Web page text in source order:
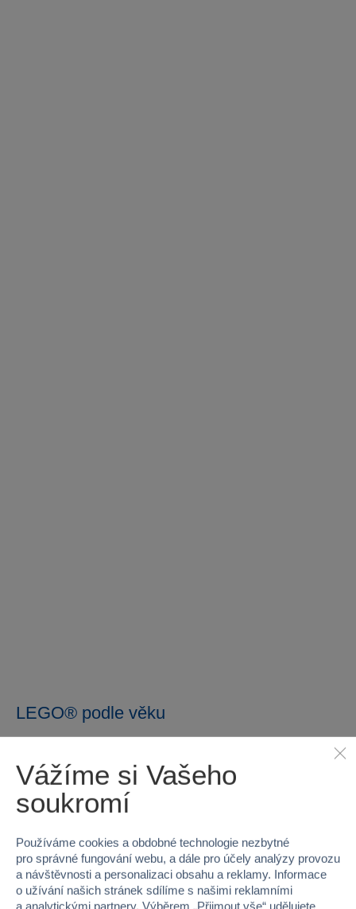
LEGO® podle věku
Vážíme si Vašeho
soukromí
Používáme cookies a obdobné technologie nezbytné
pro správné fungování webu, a dále pro účely analýzy provozu
a návštěvnosti a personalizaci obsahu a reklamy. Informace
o užívání našich stránek sdílíme s našimi reklamními